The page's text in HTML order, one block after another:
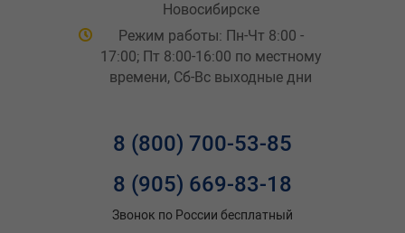
Новосибирске
Режим работы: Пн-Чт 8:00 -
17:00; Пт 8:00-16:00 по местному
времени, Сб-Вс выходные дни
8 (800) 700-53-85
8 (905) 669-83-18
Звонок по России бесплатный